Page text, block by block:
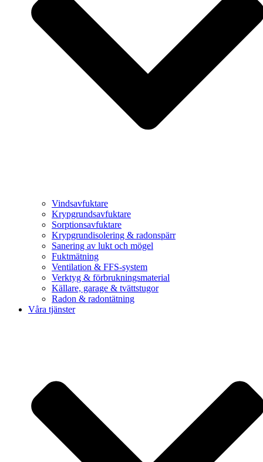
Vindsavfuktare
Krypgrundsavfuktare
Sorptionsavfuktare
Krypgrundisolering & radonspärr
Sanering av lukt och mögel
Fuktmätning
Ventilation & FFS-system
Verktyg & förbrukningsmaterial
Källare, garage & tvättstugor
Radon & radontätning
Våra tjänster